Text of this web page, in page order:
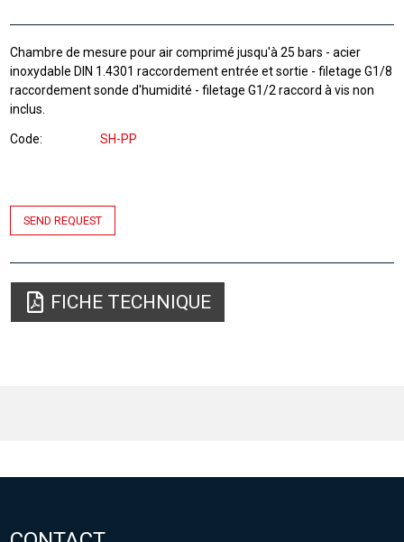
Chambre de mesure pour air comprimé jusqu'à 25 bars - acier
inoxydable DIN 1.4301 raccordement entrée et sortie - filetage G1/8
raccordement sonde d'humidité - filetage G1/2 raccord à vis non
inclus.
Code SH-PP
SEND REQUEST
FICHE TECHNIQUE